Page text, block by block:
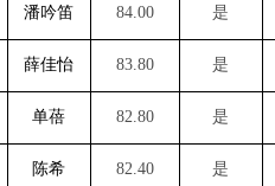
潘吟笛 84.00 是
薛佳怡 83.80 是
单蓓 82.80 是
陈希 82.40 是